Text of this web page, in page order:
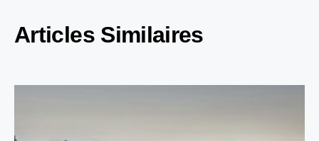
Articles Similaires